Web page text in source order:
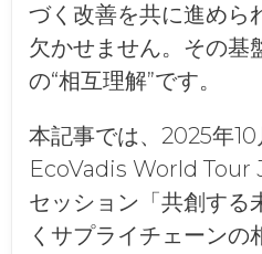
づく改善を共に進めら
欠かせません。その基
の“相互理解”です。
本記事では、2025年10
EcoVadis World Tour
セッション「共創する
くサプライチェーンの